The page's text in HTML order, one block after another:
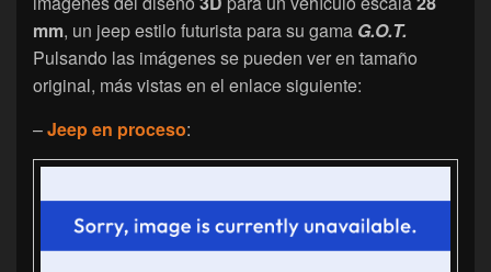
mm, un jeep estilo futurista para su gama G.O.T.
Pulsando las imágenes se pueden ver en tamaño
original, más vistas en el enlace siguiente:
–Jeep en proceso: